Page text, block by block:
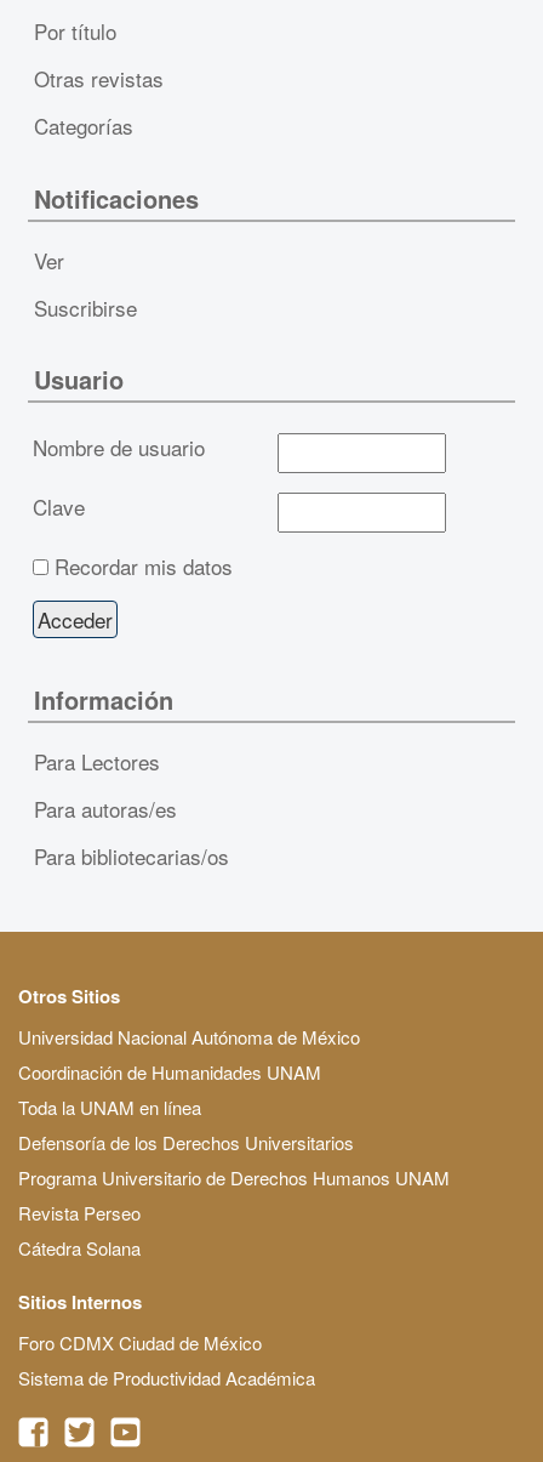
Por título
Otras revistas
Categorías
Notificaciones
Ver
Suscribirse
Usuario
Nombre de usuario
Clave
Recordar mis datos
Información
Para Lectores
Para autoras/es
Para bibliotecarias/os
Otros Sitios
Universidad Nacional Autónoma de México
Coordinación de Humanidades UNAM
Toda la UNAM en línea
Defensoría de los Derechos Universitarios
Programa Universitario de Derechos Humanos UNAM
Revista Perseo
Cátedra Solana
Sitios Internos
Foro CDMX Ciudad de México
Sistema de Productividad Académica